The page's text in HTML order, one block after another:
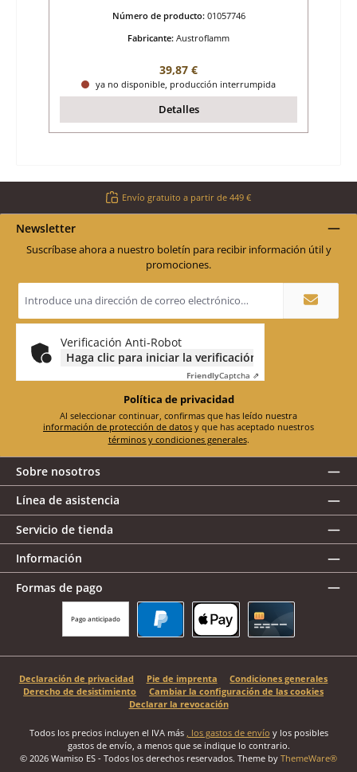
Número de producto: 01057746
Fabricante: Austroflamm
Precio normal:
39,87 €
ya no disponible, producción interrumpida
Detalles
Envío gratuito a partir de 449 €
Newsletter
Suscríbase ahora a nuestro boletín para recibir información útil y
promociones.
Dirección
de
electrónico
Verificación Anti-Robot
Haga clic para iniciar la verificación
FriendlyCaptcha ⇗
Política de privacidad
información de protección de datos
términos y condiciones generales.
Sobre nosotros
Línea de asistencia
Servicio de tienda
Información
Formas de pago
Pago anticipado
Declaración de privacidad Pie de imprenta
Condiciones generales
Derecho de desistimiento
Cambiar la configuración de las cookies
Declarar la revocación
Todos los precios incluyen el IVA más , los gastos de envío y los posibles
gastos de envío, a menos que se indique lo contrario.
© 2026 Wamiso ES - Todos los derechos reservados. Theme by ThemeWare®